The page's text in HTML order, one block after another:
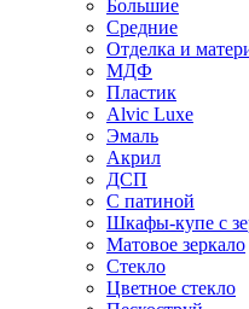
Большие
Средние
Отделка и
МДФ
Пластик
Alvic Luxe
Эмаль
Акрил
ДСП
С патиной
Шкафы-купе с
Матовое зеркало
Стекло
Цветное стекло